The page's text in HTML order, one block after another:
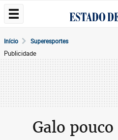
Início Superesportes
Publicidade
Galo